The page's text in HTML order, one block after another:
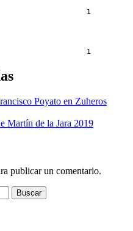
1
1
Poyato en Zuheros
Martín de la Jara 2019
publicar un comentario.